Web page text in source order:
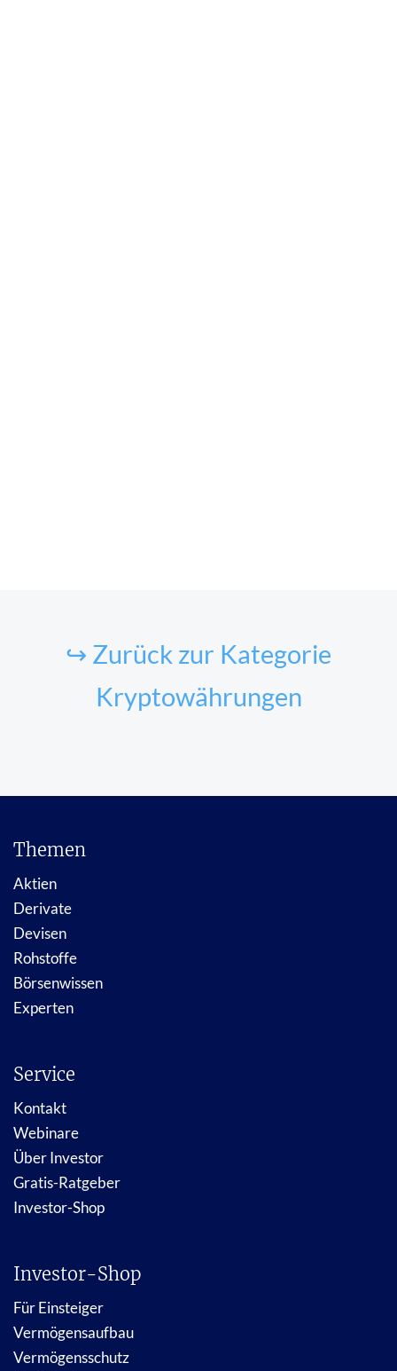
↪ Zurück zur Kategorie
Kryptowährungen
Themen
Aktien
Derivate
Devisen
Rohstoffe
Börsenwissen
Experten
Service
Kontakt
Webinare
Über Investor
Gratis-Ratgeber
Investor-Shop
Investor-Shop
Für Einsteiger
Vermögensaufbau
Vermögensschutz